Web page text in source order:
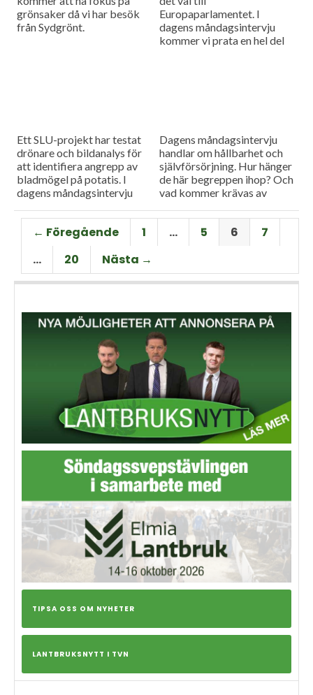
grönsaker då vi har besök
från Sydgrönt.
Europaparlamentet. I
dagens måndagsintervju
kommer vi prata en hel del
Ett SLU-projekt har testat
drönare och bildanalys för
att identifiera angrepp av
bladmögel på potatis. I
dagens måndagsintervju
Alexandersson hur metoden
fungerar.
Dagens måndagsintervju
handlar om hållbarhet och
självförsörjning. Hur hänger
de här begreppen ihop? Och
vad kommer krävas av
Dagens gäst heter Georg
Carlsson och är forskare på
SLU, Alnarp.
← Föregående 1 … 5 6
7
…
20 Nästa →
TIPSA OSS OM NYHETER
LANTBRUKSNYTT I TVN